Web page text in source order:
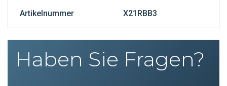
Artikelnummer X21RBB3
Haben Sie Fragen?